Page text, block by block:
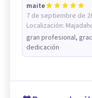
maite
7 de septiembre de
Localización:
gran profesional,
dedicación